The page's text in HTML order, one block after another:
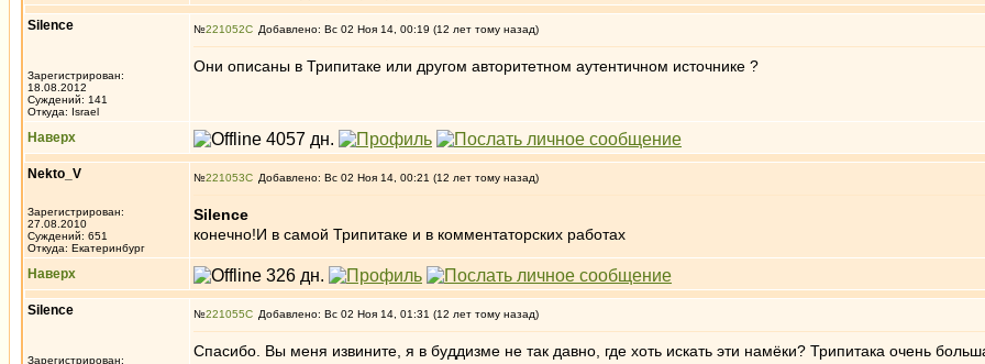
Silence
Зарегистрирован:
18.08.2012
Суждений: 141
Откуда: Israel
№221052 Добавлено: Вс 02 Ноя 14, 00:19 (12 лет тому назад)
Они описаны в Трипитаке или другом авторитетном аутентичном источнике ?
Наверх
Nekto_V
Зарегистрирован:
27.08.2010
Суждений: 651
Откуда: Екатеринбург
№221053 Добавлено: Вс 02 Ноя 14, 00:21 (12 лет тому назад)
Silence
конечно!И в самой Трипитаке и в комментаторских работах
Наверх
Silence
Зарегистрирован:
№221055 Добавлено: Вс 02 Ноя 14, 01:31 (12 лет тому назад)
Спасибо. Вы меня извините, я в буддизме не так давно, где хоть искать эти намёки? Трипитака очень